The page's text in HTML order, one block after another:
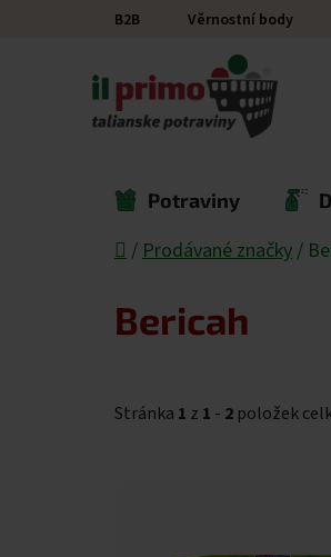
B2B Věrnostní body
Potraviny
Domů
/ Prodávané značky /
Bericah
Stránka 1 z 1 - 2 položek